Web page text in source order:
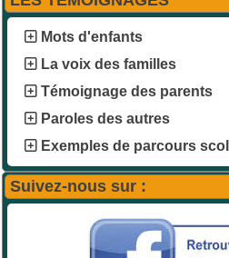
Mots d'enfants
La voix des familles
Témoignage des parents
Paroles des autres
Exemples de parcours
Suivez-nous sur :